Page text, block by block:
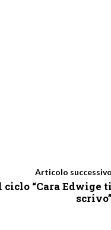
Articolo successivo
“Cara Edwige ti
scrivo”